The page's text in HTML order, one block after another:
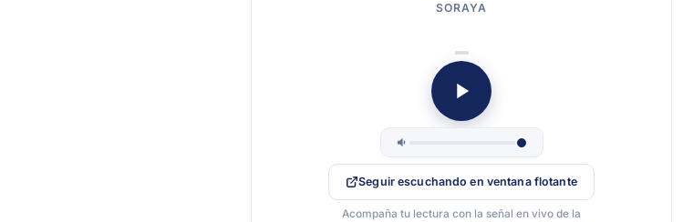
SORAYA
Seguir escuchando en ventana flotante
Acompaña tu lectura con la señal en vivo de la